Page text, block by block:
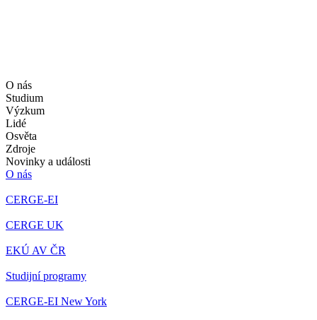
O nás
Studium
Výzkum
Lidé
Osvěta
Zdroje
Novinky a události
O nás
CERGE-EI
CERGE UK
EKÚ AV ČR
Studijní programy
CERGE-EI New York